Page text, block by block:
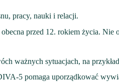
pracy, nauki i relacji.
przed 12. rokiem życia. Nie
ważnych sytuacjach, na
5 pomaga uporządkować